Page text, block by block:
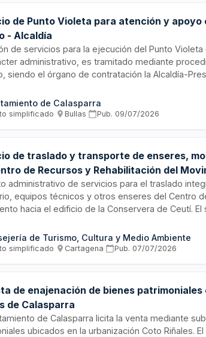
de Punto Violeta para atención y apoyo
- Alcaldía
de servicios para la ejecución del Punto Violeta
administrativo, es tramitado mediante
siendo el órgano de contratación la Alcaldía-
en el pliego de prescripciones técnicas
de Calasparra
simplificado· Bullas· Pub. 09/07/2026
de traslado y transporte de enseres,
de Recursos y Rehabilitación del
de Ceutí
administrativo de servicios para el traslado
equipos técnicos y otros enseres del Centro
hacia el edificio de la Conservera de Ceutí.
origen. El contratista debe aportar todos los
necesarias, garantizando la integridad y
de Turismo, Cultura y Medio Ambiente
simplificado· Cartagena· Pub. 07/07/2026
de enajenación de bienes
de Calasparra
de Calasparra licita la venta mediante
ubicados en la urbanización Coto Riñales.